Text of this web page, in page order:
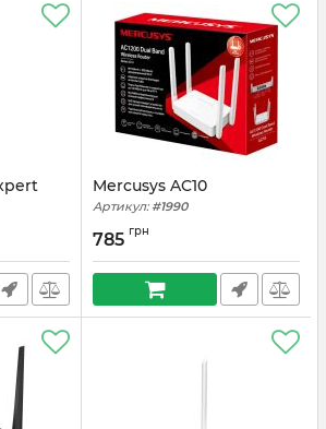
Mercusys AC10
Артикул: #1990
785 грн